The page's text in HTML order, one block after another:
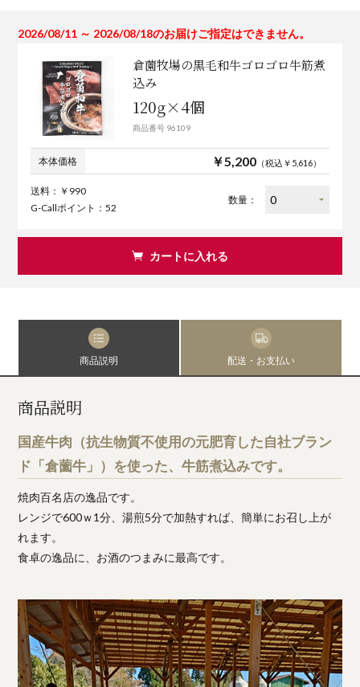
2026/08/11 ～ 2026/08/18のお届けご指定はできません。
倉薗牧場の黒毛和牛ゴロゴロ牛筋煮
込み
120g×4個
商品番号 96109
本体価格 ￥5,200（税込￥5,616）
送料：￥990
G-Callポイント：52
数量：
カートに入れる
商品説明 配送・お支払い
商品説明
国産牛肉（抗生物質不使用の元肥育した自社ブラン
ド「倉薗牛」）を使った、牛筋煮込みです。
焼肉百名店の逸品です。
レンジで600ｗ1分、湯煎5分で加熱すれば、簡単にお召し上が
れます。
食卓の逸品に、お酒のつまみに最高です。